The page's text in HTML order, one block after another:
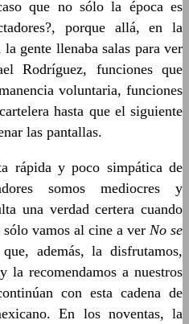
que no sólo la época es
porque allá, en la
gente llenaba salas para ver
Rodríguez, funciones que
voluntaria, funciones
hasta que el siguiente
las pantallas.
rápida y poco simpática de
somos mediocres y
una verdad certera cuando
sólo vamos al cine a ver No se
además, la disfrutamos,
recomendamos a nuestros
con esta cadena de
En los noventas, la